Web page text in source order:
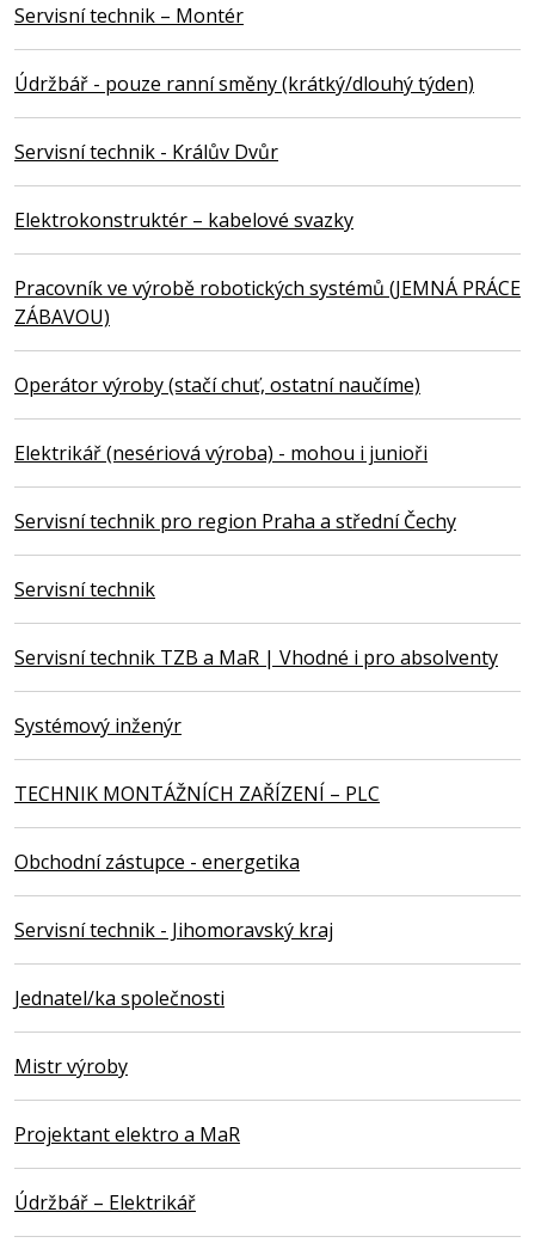
Servisní technik – Montér
Údržbář - pouze ranní směny (krátký/dlouhý týden)
Servisní technik - Králův Dvůr
Elektrokonstruktér – kabelové svazky
Pracovník ve výrobě robotických systémů (JEMNÁ PRÁCE
ZÁBAVOU)
Operátor výroby (stačí chuť, ostatní naučíme)
Elektrikář (nesériová výroba) - mohou i junioři
Servisní technik pro region Praha a střední Čechy
Servisní technik
Servisní technik TZB a MaR | Vhodné i pro absolventy
Systémový inženýr
TECHNIK MONTÁŽNÍCH ZAŘÍZENÍ – PLC
Obchodní zástupce - energetika
Servisní technik - Jihomoravský kraj
Jednatel/ka společnosti
Mistr výroby
Projektant elektro a MaR
Údržbář – Elektrikář